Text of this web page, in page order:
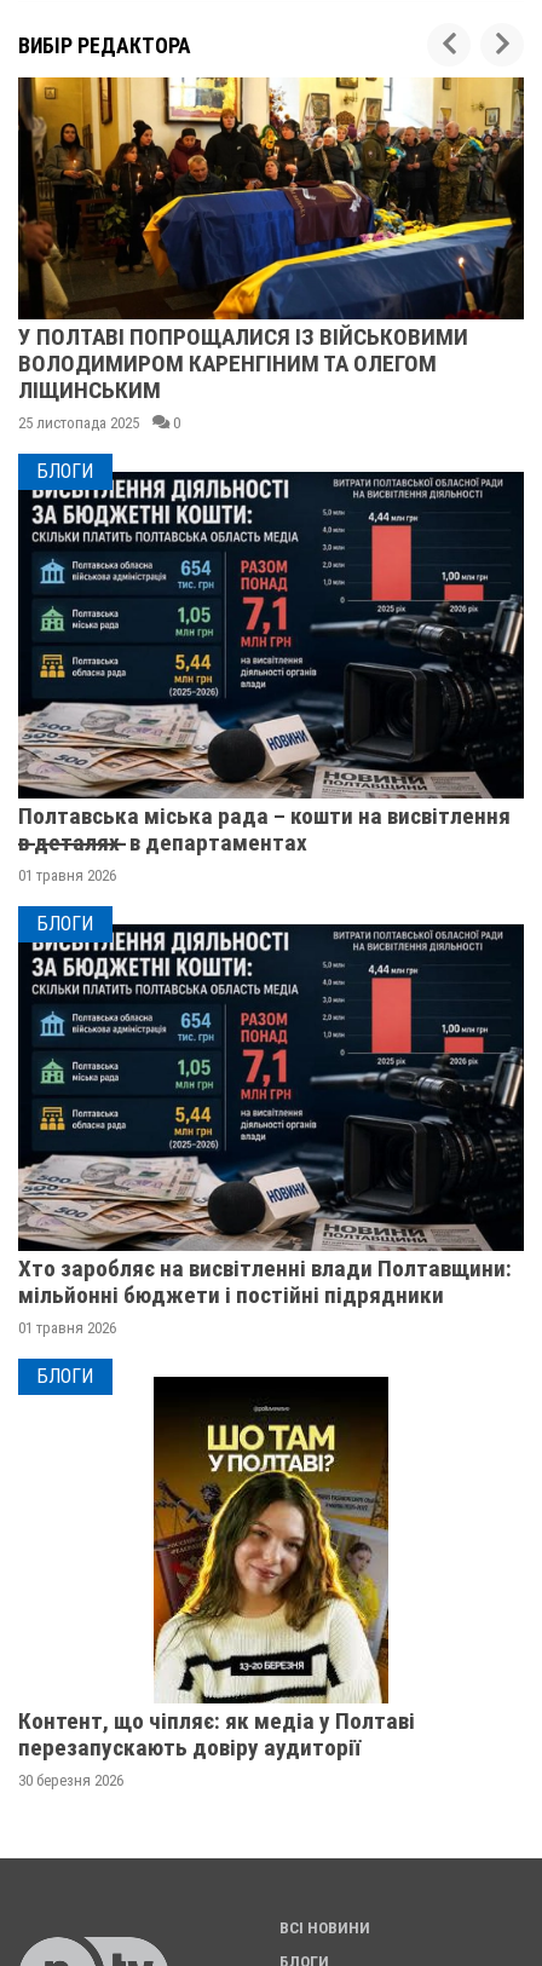
ВИБІР РЕДАКТОРА
У ПОЛТАВІ ПОПРОЩАЛИСЯ ІЗ ВІЙСЬКОВИМИ
ВОЛОДИМИРОМ КАРЕНГІНИМ ТА ОЛЕГОМ
ЛІЩИНСЬКИМ
25 листопада 2025 0
БЛОГИ
Полтавська міська рада – кошти на висвітлення
в̶ ̶д̶е̶т̶а̶л̶я̶х̶ ̶ в департаментах
01 травня 2026
БЛОГИ
Хто заробляє на висвітленні влади Полтавщини:
мільйонні бюджети і постійні підрядники
01 травня 2026
БЛОГИ
Контент, що чіпляє: як медіа у Полтаві
перезапускають довіру аудиторії
30 березня 2026
ВСІ НОВИНИ
БЛОГИ